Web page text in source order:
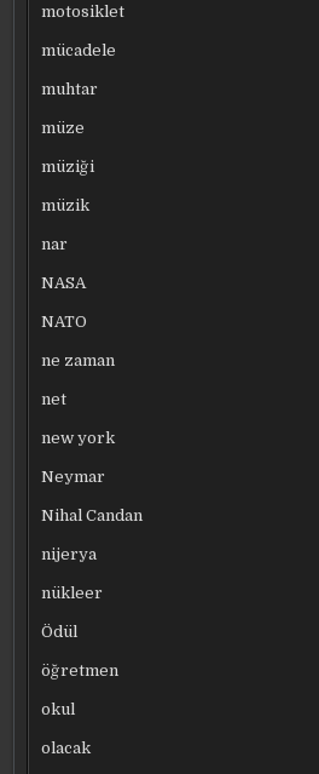
motosiklet
mücadele
muhtar
müze
müziği
müzik
nar
NASA
NATO
ne zaman
net
new york
Neymar
Nihal Candan
nijerya
nükleer
Ödül
öğretmen
okul
olacak